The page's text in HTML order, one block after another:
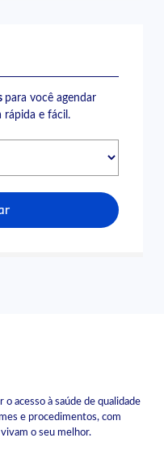
para você agendar
rápida e fácil.
acesso à saúde de qualidade
e procedimentos, com
o seu melhor.